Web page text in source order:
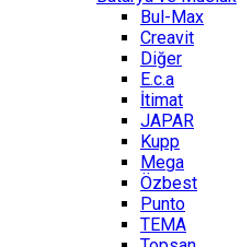
Bul-Max
Creavit
Diğer
E.c.a
İtimat
JAPAR
Kupp
Mega
Özbest
Punto
TEMA